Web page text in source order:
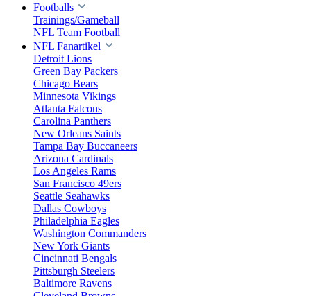
Footballs
Trainings/Gameball
NFL Team Football
NFL Fanartikel
Detroit Lions
Green Bay Packers
Chicago Bears
Minnesota Vikings
Atlanta Falcons
Carolina Panthers
New Orleans Saints
Tampa Bay Buccaneers
Arizona Cardinals
Los Angeles Rams
San Francisco 49ers
Seattle Seahawks
Dallas Cowboys
Philadelphia Eagles
Washington Commanders
New York Giants
Cincinnati Bengals
Pittsburgh Steelers
Baltimore Ravens